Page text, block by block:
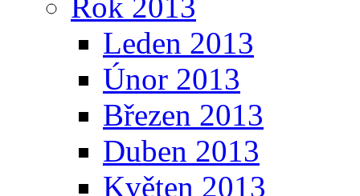
Leden 2013
Únor 2013
Březen 2013
Duben 2013
Květen 2013